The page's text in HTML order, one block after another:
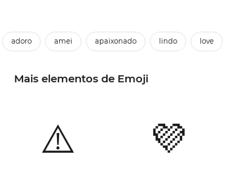
adoro amei apaixonado lindo love
Mais elementos de Emoji
⚠️ 💜